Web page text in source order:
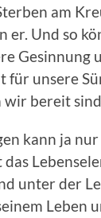
am
er. Und so
Gesinnung
für unsere
bereit
kann ja
unter der
Leben